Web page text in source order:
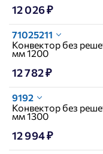
12 026 ₽
71025211
Конвектор без
мм 1200
12 782 ₽
9192
Конвектор без
мм 1300
12 994 ₽